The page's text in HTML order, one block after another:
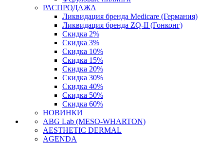
РАСПРОДАЖА
Ликвидация бренда Medicare (Германия)
Ликвидация бренда ZQ-II (Гонконг)
Скидка 2%
Скидка 3%
Скидка 10%
Скидка 15%
Скидка 20%
Скидка 30%
Скидка 40%
Скидка 50%
Скидка 60%
НОВИНКИ
ABG Lab (MESO-WHARTON)
AESTHETIC DERMAL
AGENDA